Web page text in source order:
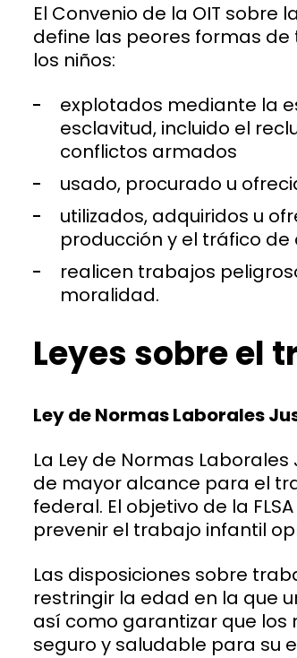
El Convenio de la OIT sobre
define las peores formas
los niños:
explotados mediante la
esclavitud, incluido el
conflictos armados
usado, procurado u
utilizados, adquiridos u
producción y el tráfico de
realicen trabajos
moralidad.
Leyes sobre el
Ley de Normas Laborales
La Ley de Normas
de mayor alcance para el
federal. El objetivo de la
prevenir el trabajo infantil
Las disposiciones sobre
restringir la edad en la que
así como garantizar que
seguro y saludable para su